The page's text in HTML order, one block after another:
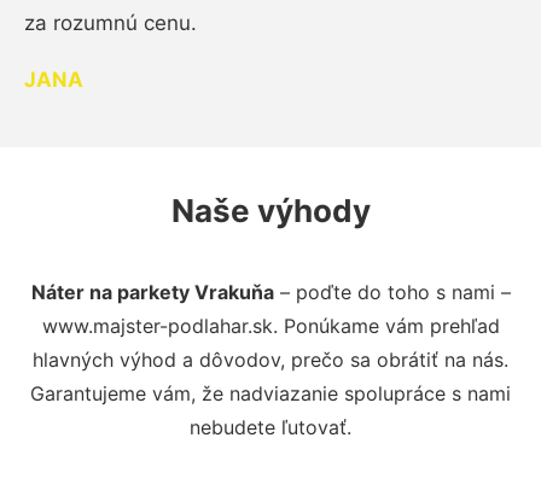
za rozumnú cenu.
JANA
Naše výhody
Náter na parkety Vrakuňa– poďte do toho s nami –
www.majster-podlahar.sk. Ponúkame vám prehľad
hlavných výhod a dôvodov, prečo sa obrátiť na nás.
Garantujeme vám, že nadviazanie spolupráce s nami
nebudete ľutovať.